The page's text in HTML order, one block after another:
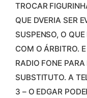
TROCAR
QUE DVERIA SER
SUSPENSO, O
COM O ÁRBITRO.
RADIO FONE
SUBSTITUTO. A
3 – O EDGAR